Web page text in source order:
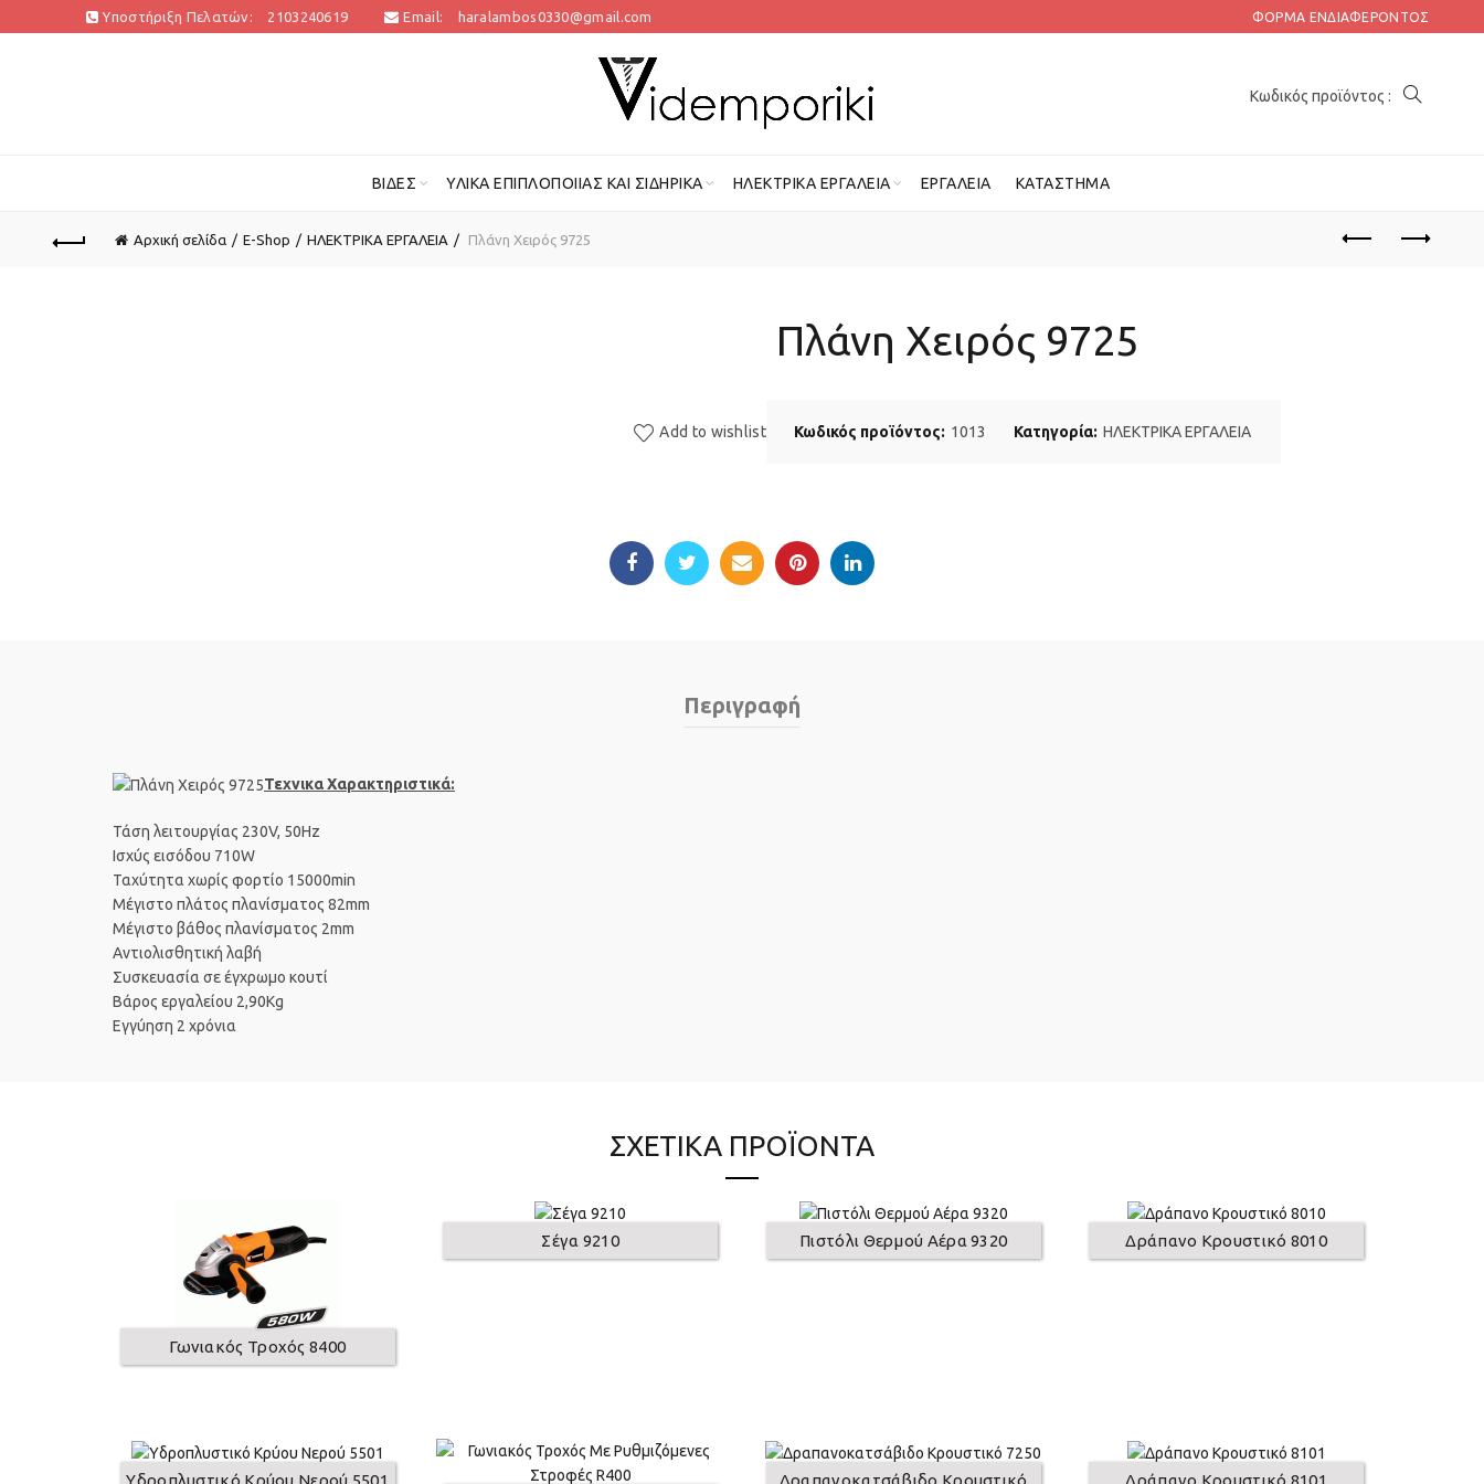
Υποστήριξη Πελατών: 2103240619 Email: haralambos0330@gmail.com ΦΌΡΜΑ ΕΝΔΙΑΦΈΡΟΝΤΟΣ
ΒΊΔΕΣ ΥΛΙΚΆ ΕΠΙΠΛΟΠΟΙΊΑΣ ΚΑΙ ΣΙΔΗΡΙΚΆ ΗΛΕΚΤΡΙΚΆ ΕΡΓΑΛΕΊΑ ΕΡΓΑΛΕΊΑ ΚΑΤΆΣΤΗΜΑ
Αρχική σελίδα E-Shop ΗΛΕΚΤΡΙΚΑ ΕΡΓΑΛΕΙΑ Πλάνη Χειρός 9725
Πλάνη Χειρός 9725
Add to wishlist Κωδικός προϊόντος: 1013 Κατηγορία: ΗΛΕΚΤΡΙΚΑ ΕΡΓΑΛΕΙΑ
Περιγραφή
Τεχνικα Χαρακτηριστικά:
Τάση λειτουργίας 230V, 50Hz
Ισχύς εισόδου 710W
Ταχύτητα χωρίς φορτίο 15000min
Μέγιστο πλάτος πλανίσματος 82mm
Μέγιστο βάθος πλανίσματος 2mm
Αντιολισθητική λαβή
Συσκευασία σε έγχρωμο κουτί
Βάρος εργαλείου 2,90Kg
Εγγύηση 2 χρόνια
ΣΧΕΤΙΚΆ ΠΡΟΪΌΝΤΑ
Γωνιακός Τροχός 8400
Σέγα 9210 Πιστόλι Θερμού Αέρα 9320 Δράπανο Κρουστικό 8010
Υδροπλυστικό Κρύου Νερού 5501 Δραπανοκατσάβιδο Κρουστικό Δράπανο Κρουστικό 8101